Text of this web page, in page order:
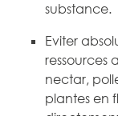
substance.
Eviter
ressources
nectar,
plantes en